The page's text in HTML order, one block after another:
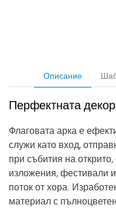
Описание
Перфектната
Флаговата арка е
служи като вход,
при събития на открито,
изложения, фестивали
поток от хора.
материал с